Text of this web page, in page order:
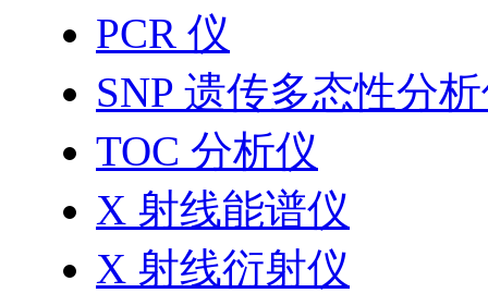
PCR 仪
SNP 遗传多态性分
TOC 分析仪
X 射线能谱仪
X 射线衍射仪